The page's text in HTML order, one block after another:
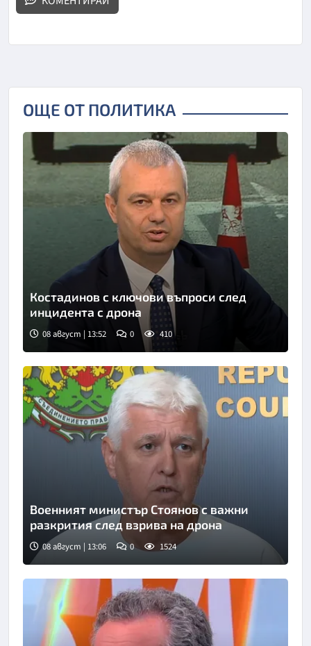
ОЩЕ ОТ ПОЛИТИКА
Снимка: Нова телевизия
Костадинов с ключови въпроси след
инцидента с дрона
08 август | 13:52 0 410
Военният министър Стоянов с важни
разкрития след взрива на дрона
08 август | 13:06 0 1524